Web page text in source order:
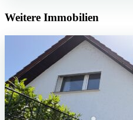
Weitere Immobilien